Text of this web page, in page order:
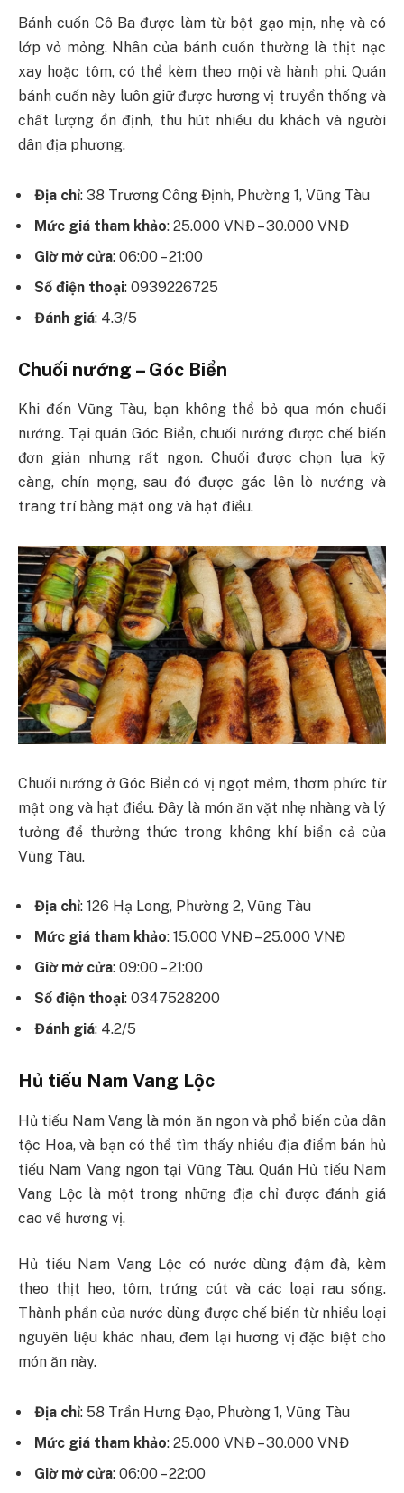
Bánh cuốn Cô Ba được làm từ bột gạo mịn, nhẹ và có
lớp vỏ mỏng. Nhân của bánh cuốn thường là thịt nạc
xay hoặc tôm, có thể kèm theo mội và hành phi. Quán
bánh cuốn này luôn giữ được hương vị truyền thống và
chất lượng ổn định, thu hút nhiều du khách và người
dân địa phương.
Địa chỉ: 38 Trương Công Định, Phường 1, Vũng Tàu
Mức giá tham khảo: 25.000 VNĐ – 30.000 VNĐ
Giờ mở cửa: 06:00 – 21:00
Số điện thoại: 0939226725
Đánh giá: 4.3/5
Chuối nướng – Góc Biển
Khi đến Vũng Tàu, bạn không thể bỏ qua món chuối
nướng. Tại quán Góc Biển, chuối nướng được chế biến
đơn giản nhưng rất ngon. Chuối được chọn lựa kỹ
càng, chín mọng, sau đó được gác lên lò nướng và
trang trí bằng mật ong và hạt điều.
Chuối nướng ở Góc Biển có vị ngọt mềm, thơm phức từ
mật ong và hạt điều. Đây là món ăn vặt nhẹ nhàng và lý
tưởng để thưởng thức trong không khí biển cả của
Vũng Tàu.
Địa chỉ: 126 Hạ Long, Phường 2, Vũng Tàu
Mức giá tham khảo: 15.000 VNĐ – 25.000 VNĐ
Giờ mở cửa: 09:00 – 21:00
Số điện thoại: 0347528200
Đánh giá: 4.2/5
Hủ tiếu Nam Vang Lộc
Hủ tiếu Nam Vang là món ăn ngon và phổ biến của dân
tộc Hoa, và bạn có thể tìm thấy nhiều địa điểm bán hủ
tiếu Nam Vang ngon tại Vũng Tàu. Quán Hủ tiếu Nam
Vang Lộc là một trong những địa chỉ được đánh giá
cao về hương vị.
Hủ tiếu Nam Vang Lộc có nước dùng đậm đà, kèm
theo thịt heo, tôm, trứng cút và các loại rau sống.
Thành phần của nước dùng được chế biến từ nhiều loại
nguyên liệu khác nhau, đem lại hương vị đặc biệt cho
món ăn này.
Địa chỉ: 58 Trần Hưng Đạo, Phường 1, Vũng Tàu
Mức giá tham khảo: 25.000 VNĐ – 30.000 VNĐ
Giờ mở cửa: 06:00 – 22:00